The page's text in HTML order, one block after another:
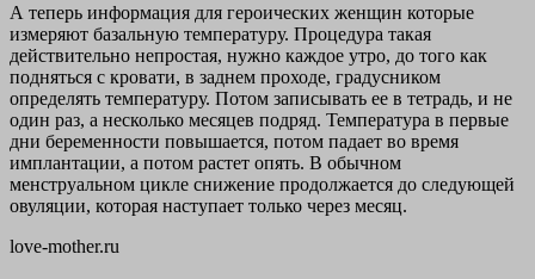
А теперь информация для героических женщин которые
измеряют базальную температуру. Процедура такая
действительно непростая, нужно каждое утро, до того как
подняться с кровати, в заднем проходе, градусником
определять температуру. Потом записывать ее в тетрадь, и не
один раз, а несколько месяцев подряд. Температура в первые
дни беременности повышается, потом падает во время
имплантации, а потом растет опять. В обычном
менструальном цикле снижение продолжается до следующей
овуляции, которая наступает только через месяц.
love-mother.ru